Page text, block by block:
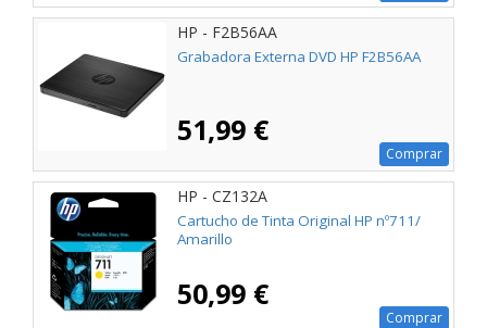
HP - F2B56AA
Grabadora Externa DVD HP F2B56AA
51,99 €
Comprar
HP - CZ132A
Cartucho de Tinta Original HP nº711/
Amarillo
50,99 €
Comprar